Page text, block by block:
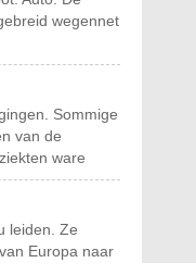
wegennet
Sommige
van de
ware
leiden. Ze
Europa naar